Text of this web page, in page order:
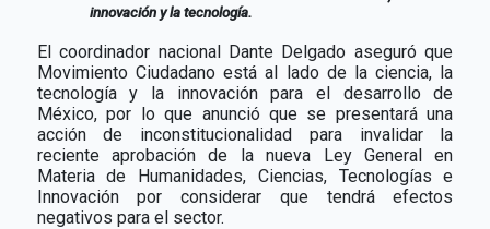
innovación y la tecnología.
El coordinador nacional Dante Delgado aseguró que
Movimiento Ciudadano está al lado de la ciencia, la
tecnología y la innovación para el desarrollo de
México, por lo que anunció que se presentará una
acción de inconstitucionalidad para invalidar la
reciente aprobación de la nueva Ley General en
Materia de Humanidades, Ciencias, Tecnologías e
Innovación por considerar que tendrá efectos
negativos para el sector.